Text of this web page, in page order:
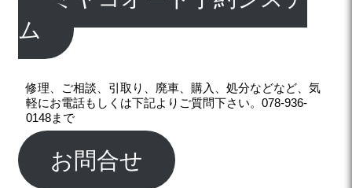
ム
修理、ご相談、引取り、廃車、購入、処分などなど、気
軽にお電話もしくは下記よりご質問下さい。078-936-
0148まで
お問合せ